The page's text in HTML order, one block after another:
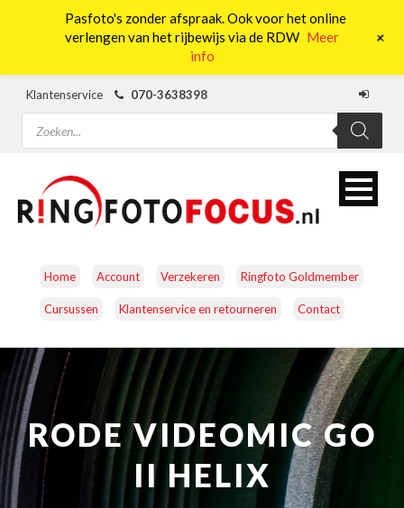
Klantenservice
070-3638398
Producten
zoeken
Home Account Verzekeren Ringfoto Goldmember
Cursussen Klantenservice en retourneren Contact
CAMERA’S OBJECTIEVEN ACCESSOIRES
NATUUROBSERVATIE MEDIA EN ENERGIE
STUDIOFOTOGRAFIE OCCASIONS
RODE VIDEOMIC GO
II HELIX
Pasfoto's zonder afspraak. Ook voor het online
verlengen van het rijbewijs via de RDW Meer
info
+